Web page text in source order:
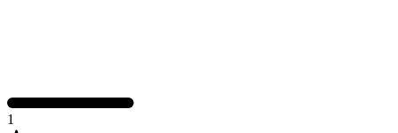
1